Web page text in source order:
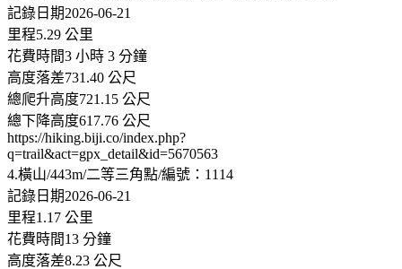
記錄日期2026-06-21
里程5.29 公里
花費時間3 小時 3 分鐘
高度落差731.40 公尺
總爬升高度721.15 公尺
總下降高度617.76 公尺
https://hiking.biji.co/index.php?
q=trail&act=gpx_detail&id=5670563
4.橫山/443m/二等三角點/編號：1114
記錄日期2026-06-21
里程1.17 公里
花費時間13 分鐘
高度落差8.23 公尺